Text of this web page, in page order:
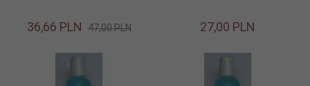
36,66 PLN 47,00 PLN 27,00 PLN